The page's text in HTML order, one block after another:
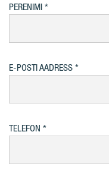
PERENIMI
E-POSTI AADRESS
TELEFON